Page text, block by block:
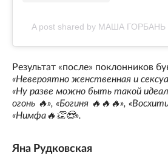
A post shared by МАША ГОРБАНЬ
Результат «после» поклонников
«Невероятно женственная и
«Ну разве можно быть такой
огонь 🔥», «Богиня 🔥🔥🔥»,
«Нимфа🔥👏😍».
Яна Рудковская